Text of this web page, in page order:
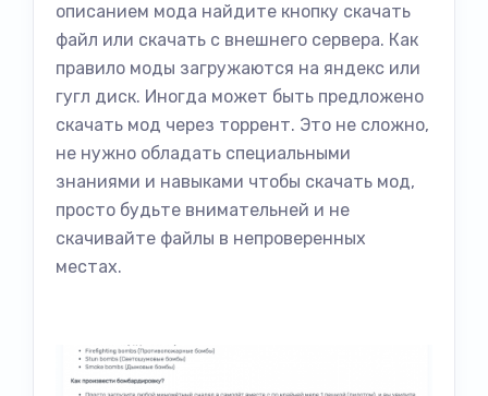
описанием мода найдите кнопку скачать
файл или скачать с внешнего сервера. Как
правило моды загружаются на яндекс или
гугл диск. Иногда может быть предложено
скачать мод через торрент. Это не сложно,
не нужно обладать специальными
знаниями и навыками чтобы скачать мод,
просто будьте внимательней и не
скачивайте файлы в непроверенных
местах.